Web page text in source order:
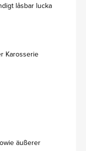
låsbar lucka
Karosserie
äußerer